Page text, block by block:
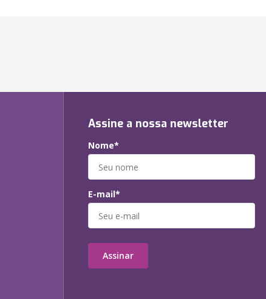
Assine a nossa newsletter
Nome*
E-mail*
Assinar